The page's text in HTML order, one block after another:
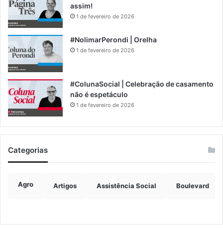
assim!
1 de fevereiro de 2026
#NolimarPerondi | Orelha
1 de fevereiro de 2026
#ColunaSocial | Celebração de casamento
não é espetáculo
1 de fevereiro de 2026
Categorias
Agro Artigos Assistência Social Boulevard